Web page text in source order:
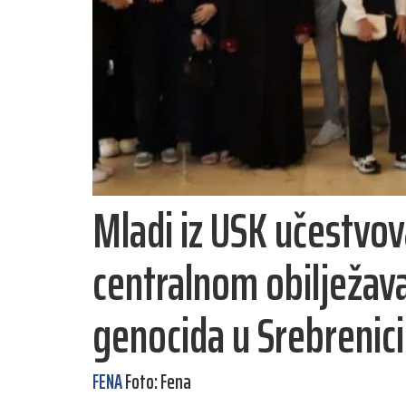
Mladi iz USK
centralnom
genocida u Srebrenici
FENAFoto: Fena